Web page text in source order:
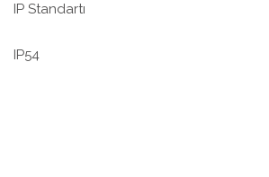
IP Standartı
IP54